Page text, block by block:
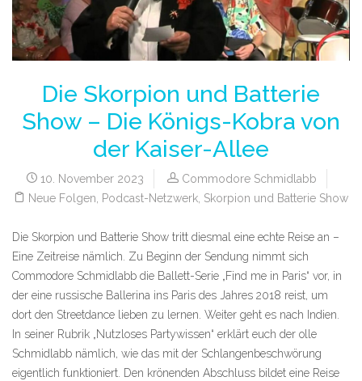
Die Skorpion und Batterie
Show – Die Königs-Kobra von
der Kaiser-Allee
10. November 2023
Commodore Schmidlabb
Neue Folgen
Podcast-Netzwerk Skorpion und Batterie Show
Die Skorpion und Batterie Show tritt diesmal eine echte Reise an –
Eine Zeitreise nämlich. Zu Beginn der Sendung nimmt sich
Commodore Schmidlabb die Ballett-Serie „Find me in Paris“ vor, in
der eine russische Ballerina ins Paris des Jahres 2018 reist, um
dort den Streetdance lieben zu lernen. Weiter geht es nach Indien.
In seiner Rubrik „Nutzloses Partywissen“ erklärt euch der olle
Schmidlabb nämlich, wie das mit der Schlangenbeschwörung
eigentlich funktioniert. Den krönenden Abschluss bildet eine Reise